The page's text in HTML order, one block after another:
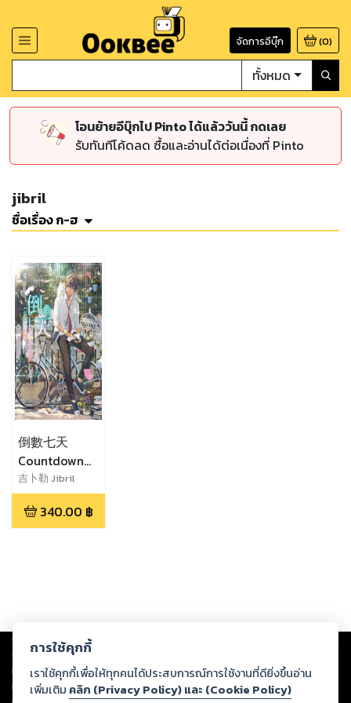
จัดการอีบุ๊ก (0)
ทั้งหมด
โอนย้ายอีบุ๊กไป Pinto ได้แล้ววันนี้ กดเลย
รับทันทีโค้ดลด ซื้อและอ่านได้ต่อเนื่องที่ Pinto
jibril
ชื่อเรื่อง ก-ฮ
倒數七天
Countdown
seven days
吉卜勒 Jibril
340.00 ฿
Copyright © 2026
ต่อผลงานหรือเนื้อหาใดที่อัปโหลดผ่านเว็บไซต์และปรากฏว่าละเมิดสิทธิใน
ทรัพย์สินทางปัญญาของบุคคลอื่นหรือขัดต่อกฎหมายและศีลธรรม ดังนั้น ผู้อ่าน
ทุกท่านโปรดใช้วิจารณญาณในการกลั่นกรองด้วยตนเอง และหากท่านพบว่าส่วน
การใช้คุกกี้
เราใช้คุกกี้เพื่อให้ทุกคนได้ประสบการณ์การใช้งานที่ดียิ่งขึ้นอ่าน
เพิ่มเติม คลิก (Privacy Policy) และ (Cookie Policy)